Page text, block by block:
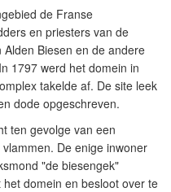
de Franse
en priesters van de
Biesen en de andere
1797 werd het domein in
takelde af. De site leek
dode opgeschreven.
ten gevolge van een
De enige inwoner
"de biesengek"
domein en besloot over te